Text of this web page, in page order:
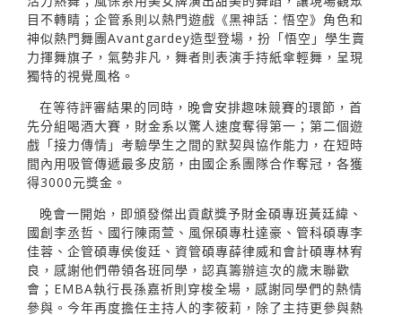
目不轉睛；企管系則以熱門遊戲《黑神話：悟空》角色和
神似熱門舞團Avantgardey造型登場，扮「悟空」學生賣
力揮舞旗子，氣勢非凡，舞者則表演手持紙傘輕舞，呈現
獨特的視覺風格。
在等待評審結果的同時，晚會安排趣味競賽的環節，首
先分組喝酒大賽，財金系以驚人速度奪得第一；第二個遊
戲「接力傳情」考驗學生之間的默契與協作能力，在短時
間內用吸管傳遞最多皮筋，由國企系團隊合作奪冠，各獲
得3000元獎金。
晚會一開始，即頒發傑出貢獻獎予財金碩專班黃廷緯、
國創李丞哲、國行陳雨萱、風保碩專杜達豪、管科碩專李
佳蓉、企管碩專侯俊廷、資管碩專薛律威和會計碩專林宥
良，感謝他們帶領各班同學，認真籌辦這次的歲末聯歡
會；EMBA執行長孫嘉祈則穿梭全場，感謝同學們的熱情
參與。今年再度擔任主持人的李筱莉，除了主持更參與熱